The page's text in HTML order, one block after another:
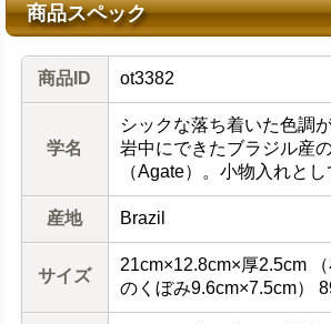
商品スペック
商品ID ot3382
学名
シックな落ち着いた色調
岩中にできたブラジル産
（Agate）。小物入れとし
産地 Brazil
サイズ
21cm×12.8cm×厚2.5cm
のくぼみ9.6cm×7.5cm）